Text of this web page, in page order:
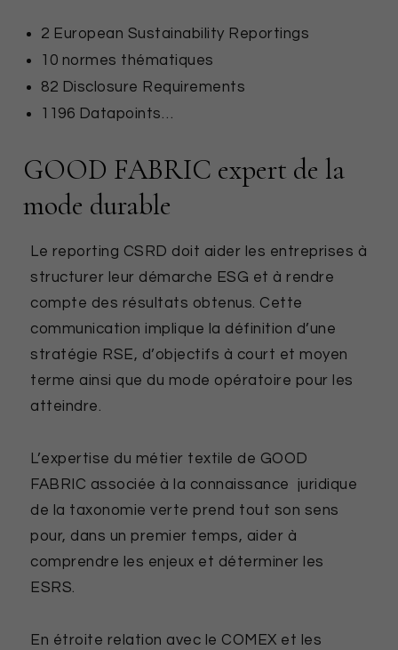
2 European Sustainability Reportings
10 normes thématiques
82 Disclosure Requirements
1196 Datapoints…
GOOD FABRIC expert de la
mode durable
Le reporting CSRD doit aider les entreprises à
structurer leur démarche ESG et à rendre
compte des résultats obtenus. Cette
communication implique la définition d’une
stratégie RSE, d’objectifs à court et moyen
terme ainsi que du mode opératoire pour les
atteindre.
L’expertise du métier textile de GOOD
FABRIC associée à la connaissance juridique
de la taxonomie verte prend tout son sens
pour, dans un premier temps, aider à
comprendre les enjeux et déterminer les
ESRS.
En étroite relation avec le COMEX et les